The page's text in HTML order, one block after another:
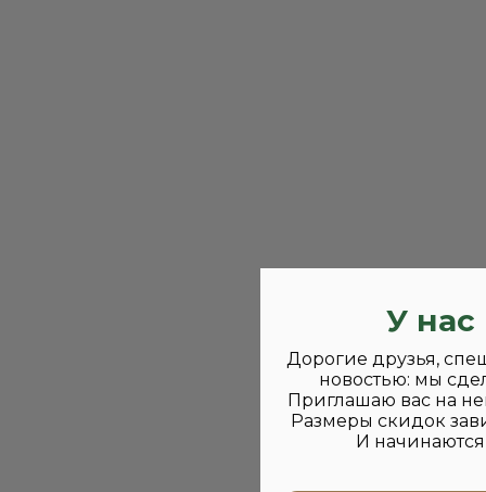
У нас
Дорогие друзья,
новостью: мы
Приглашаю вас на
Размеры скидок
И начинаются